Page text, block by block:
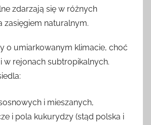
zdarzają się w różnych
zasięgiem naturalnym.
o umiarkowanym klimacie, choć
w rejonach subtropikalnych.
i mieszanych,
i pola kukurydzy (stąd polska i